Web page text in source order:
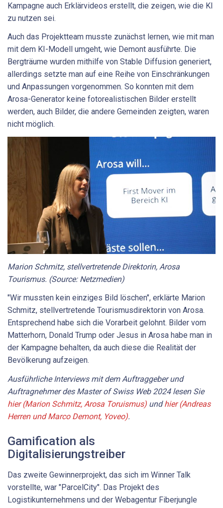
Kampagne auch Erklärvideos erstellt, die zeigen, wie die KI
zu nutzen sei.
Auch das Projektteam musste zunächst lernen, wie mit man
mit dem KI-Modell umgeht, wie Demont ausführte. Die
Bergträume wurden mithilfe von Stable Diffusion generiert,
allerdings setzte man auf eine Reihe von Einschränkungen
und Anpassungen vorgenommen. So konnten mit dem
Arosa-Generator keine fotorealistischen Bilder erstellt
werden, auch Bilder, die andere Gemeinden zeigten, waren
nicht möglich.
Marion Schmitz, stellvertretende Direktorin, Arosa
Tourismus. (Source: Netzmedien)
"Wir mussten kein einziges Bild löschen", erklärte Marion
Schmitz, stellvertretende Tourismusdirektorin von Arosa.
Entsprechend habe sich die Vorarbeit gelohnt. Bilder vom
Matterhorn, Donald Trump oder Jesus in Arosa habe man in
der Kampagne behalten, da auch diese die Realität der
Bevölkerung aufzeigen.
Ausführliche Interviews mit dem Auftraggeber und
Auftragnehmer des Master of Swiss Web 2024 lesen Sie
hier (Marion Schmitz, Arosa Toruismus) undhier (Andreas
Herren und Marco Demont, Yoveo).
Gamification als
Digitalisierungstreiber
Das zweite Gewinnerprojekt, das sich im Winner Talk
vorstellte, war "ParcelCity". Das Projekt des
Logistikunternehmens und der Webagentur Fiberjungle